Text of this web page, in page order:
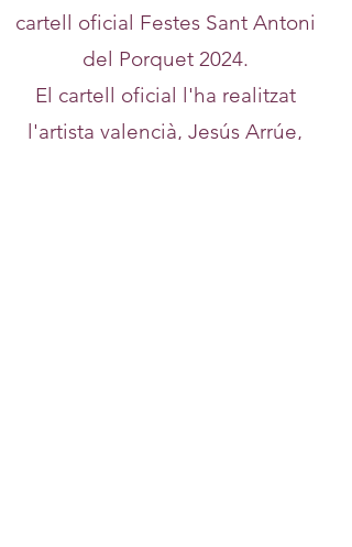
cartell oficial Festes Sant Antoni
del Porquet 2024.
El cartell oficial l'ha realitzat
l'artista valencià, Jesús Arrúe,